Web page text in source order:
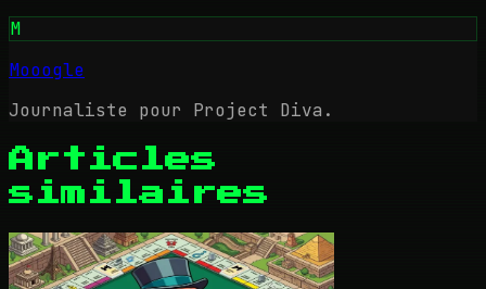
M
Mooogle
Journaliste pour Project Diva.
Articles
similaires